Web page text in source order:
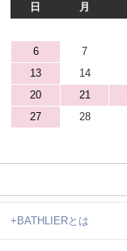
日 月
6
7
13
14
20
21
27
28
+BATHLIERとは